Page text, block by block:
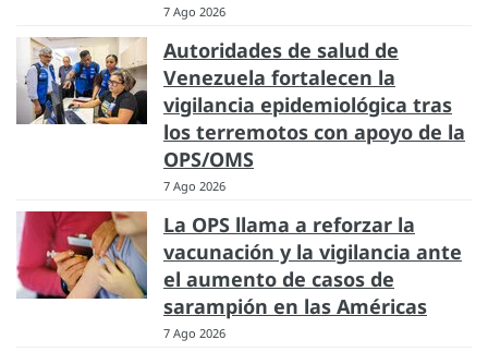
7 Ago 2026
Autoridades de salud de
Venezuela fortalecen la
vigilancia epidemiológica tras
los terremotos con apoyo de la
OPS/OMS
7 Ago 2026
La OPS llama a reforzar la
vacunación y la vigilancia ante
el aumento de casos de
sarampión en las Américas
7 Ago 2026